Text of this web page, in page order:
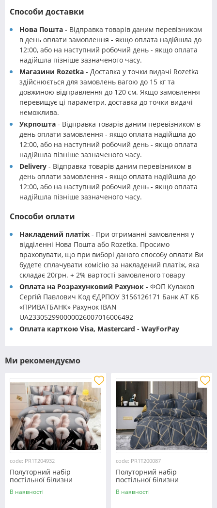
Способи доставки
Нова Пошта - Відправка товарів даним перевізником
в день оплати замовлення - якщо оплата надійшла до
12:00, або на наступний робочий день - якщо оплата
надійшла пізніше зазначеного часу.
Магазини Rozetka - Доставка у точки видачі Rozetka
здійснюється для замовлень вагою до 15 кг та
довжиною відправлення до 120 см. Якщо замовлення
перевищує ці параметри, доставка до точки видачі
неможлива.
Укрпошта - Відправка товарів даним перевізником в
день оплати замовлення - якщо оплата надійшла до
12:00, або на наступний робочий день - якщо оплата
надійшла пізніше зазначеного часу.
Delivery - Відправка товарів даним перевізником в
день оплати замовлення - якщо оплата надійшла до
12:00, або на наступний робочий день - якщо оплата
надійшла пізніше зазначеного часу.
Способи оплати
Накладений платіж - При отриманні замовлення у
відділенні Нова Пошта або Rozetka. Просимо
враховувати, що при виборі даного способу оплати Ви
будете сплачувати комісію за накладений платіж, яка
складає 20грн. + 2% вартості замовленого товару
Оплата на Розрахунковий Рахунок - ФОП Кулаков
Сергій Павлович Код ЄДРПОУ 3156126171 Банк АТ КБ
«ПРИВАТБАНК» Рахунок IBAN
UA233052990000026007016006492
Оплата карткою Visa, Mastercard - WayForPay
Ми рекомендуємо
code: PR1T204932
Полуторний набір
постільної білизни
150*220 із полікотону
№204932 Черешенька™
В наявності
code: PR1T200087
Полуторний набір
постільної білизни
150*220 із полікотону
№200087 Черешенька™
В наявності